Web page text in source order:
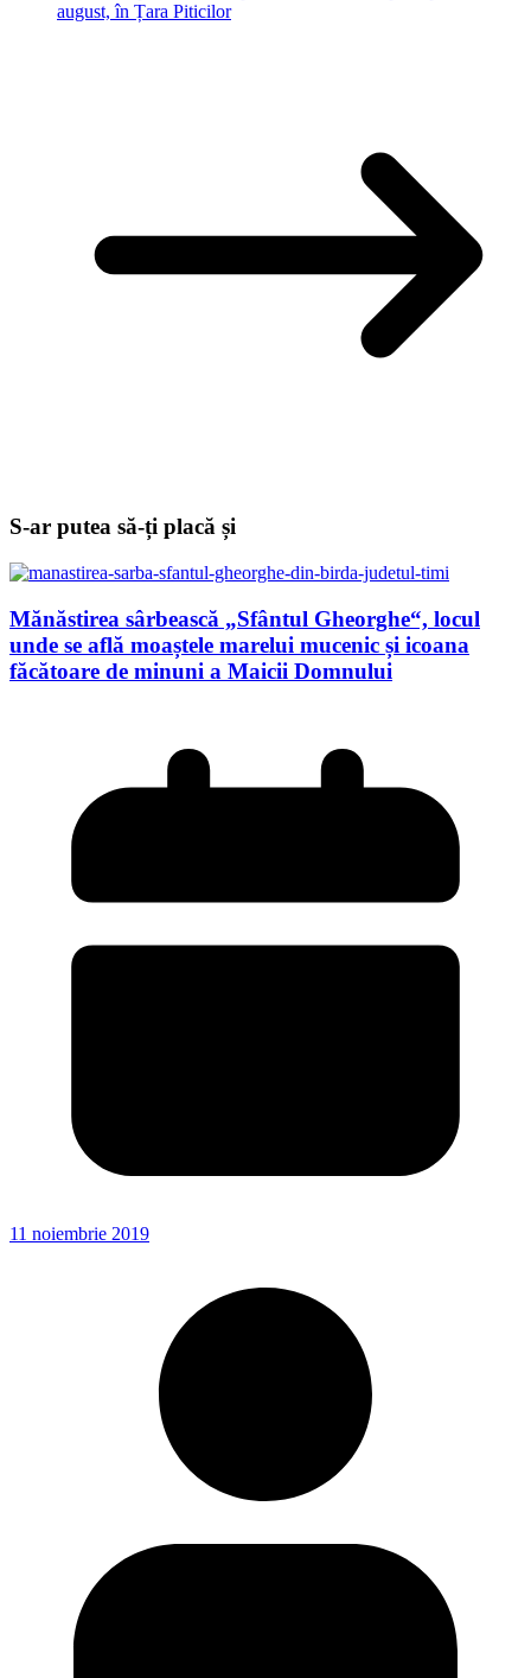
august, în Țara Piticilor
S-ar putea să-ți placă și
Mănăstirea sârbească „Sfântul Gheorghe“, locul
unde se află moaștele marelui mucenic și icoana
făcătoare de minuni a Maicii Domnului
11 noiembrie 2019